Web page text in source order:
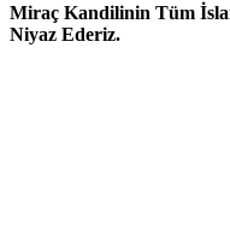
Miraç Kandilinin Tüm
Niyaz Ederiz.